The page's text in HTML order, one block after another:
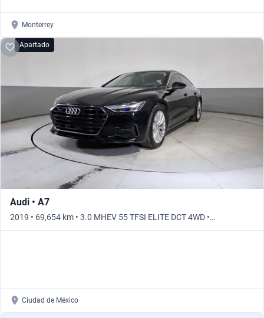
Monterrey
Apartado
Audi • A7
2019 • 69,654 km • 3.0 MHEV 55 TFSI ELITE DCT 4WD •
Automático
Ciudad de México